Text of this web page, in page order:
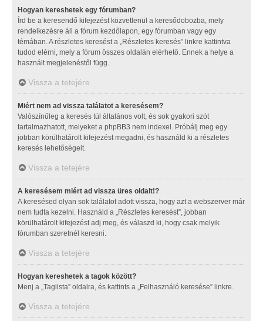
Hogyan kereshetek egy fórumban?
Írd be a keresendő kifejezést közvetlenül a keresődobozba, mely
rendelkezésre áll a fórum kezdőlapon, egy fórumban vagy egy
témában. A részletes keresést a „Részletes keresés” linkre kattintva
tudod elérni, mely a fórum összes oldalán elérhető. Ennek a helye a
használt megjelenéstől függ.
Vissza a tetejére
Miért nem ad vissza találatot a keresésem?
Valószínűleg a keresés túl általános volt, és sok gyakori szót
tartalmazhatott, melyeket a phpBB3 nem indexel. Próbálj meg egy
jobban körülhatárolt kifejezést megadni, és használd ki a részletes
keresés lehetőségeit.
Vissza a tetejére
A keresésem miért ad vissza üres oldalt!?
A keresésed olyan sok találatot adott vissza, hogy azt a webszerver már
nem tudta kezelni. Használd a „Részletes keresést”, jobban
körülhatárolt kifejezést adj meg, és válaszd ki, hogy csak melyik
fórumban szeretnél keresni.
Vissza a tetejére
Hogyan kereshetek a tagok között?
Menj a „Taglista” oldalra, és kattints a „Felhasználó keresése” linkre.
Vissza a tetejére